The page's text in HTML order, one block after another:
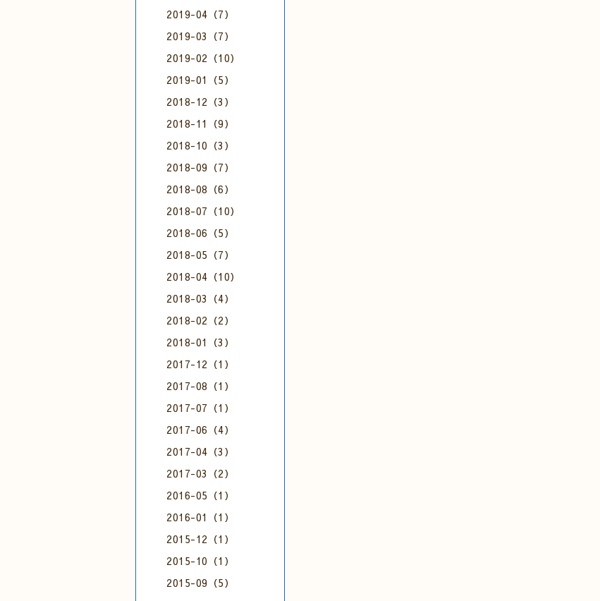
2019-04（7）
2019-03（7）
2019-02（10）
2019-01（5）
2018-12（3）
2018-11（9）
2018-10（3）
2018-09（7）
2018-08（6）
2018-07（10）
2018-06（5）
2018-05（7）
2018-04（10）
2018-03（4）
2018-02（2）
2018-01（3）
2017-12（1）
2017-08（1）
2017-07（1）
2017-06（4）
2017-04（3）
2017-03（2）
2016-05（1）
2016-01（1）
2015-12（1）
2015-10（1）
2015-09（5）